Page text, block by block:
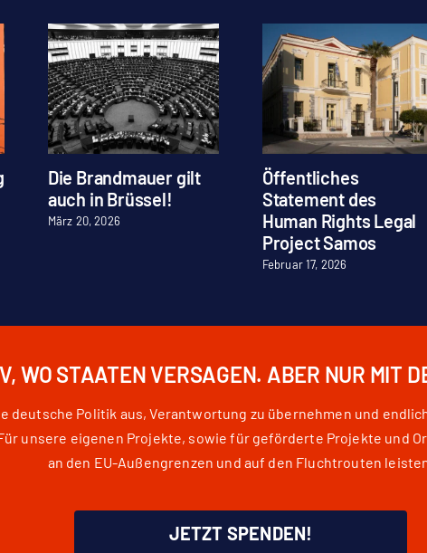
Die Brandmauer gilt
auch in Brüssel!
März 20, 2026
Öffentliches
Statement des
Human Rights Legal
Project Samos
Februar 17, 2026
WO STAATEN VERSAGEN. ABER NUR MIT
deutsche Politik aus, Verantwortung zu übernehmen und
unsere eigenen Projekte, sowie für geförderte Projekte und
an den EU-Außengrenzen und auf den Fluchtrouten
JETZT SPENDEN!